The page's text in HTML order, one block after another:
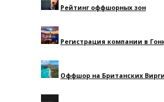
Рейтинг оффшорных зон
Регистрация компании в
Оффшор на Британских